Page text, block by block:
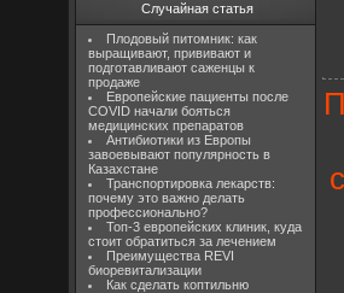
Случайная статья
Плодовый питомник: как
выращивают, прививают и
подготавливают саженцы к
продаже
Европейские пациенты после
COVID начали бояться
медицинских препаратов
Антибиотики из Европы
завоевывают популярность в
Казахстане
Транспортировка лекарств:
почему это важно делать
профессионально?
Топ-3 европейских клиник, куда
стоит обратиться за лечением
Преимущества REVI
биоревитализации
Как сделать коптильню